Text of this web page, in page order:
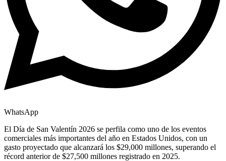
WhatsApp
El Día de San Valentín 2026 se perfila como uno de los eventos
comerciales más importantes del año en Estados Unidos, con un
gasto proyectado que alcanzará los $29,000 millones, superando el
récord anterior de $27,500 millones registrado en 2025.